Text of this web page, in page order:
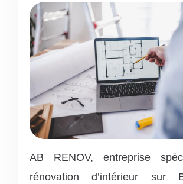
AB RENOV, entreprise
rénovation d’intérieur sur